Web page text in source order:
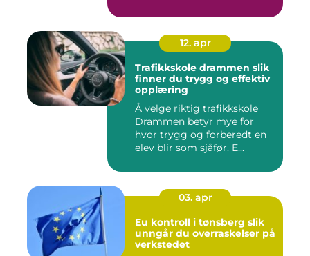
12. apr
Trafikkskole drammen slik
finner du trygg og effektiv
opplæring
Å velge riktig trafikkskole
Drammen betyr mye for
hvor trygg og forberedt en
elev blir som sjåfør. E...
03. apr
Eu kontroll i tønsberg slik
unngår du overraskelser på
verkstedet